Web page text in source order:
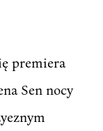
premiera
Sen nocy